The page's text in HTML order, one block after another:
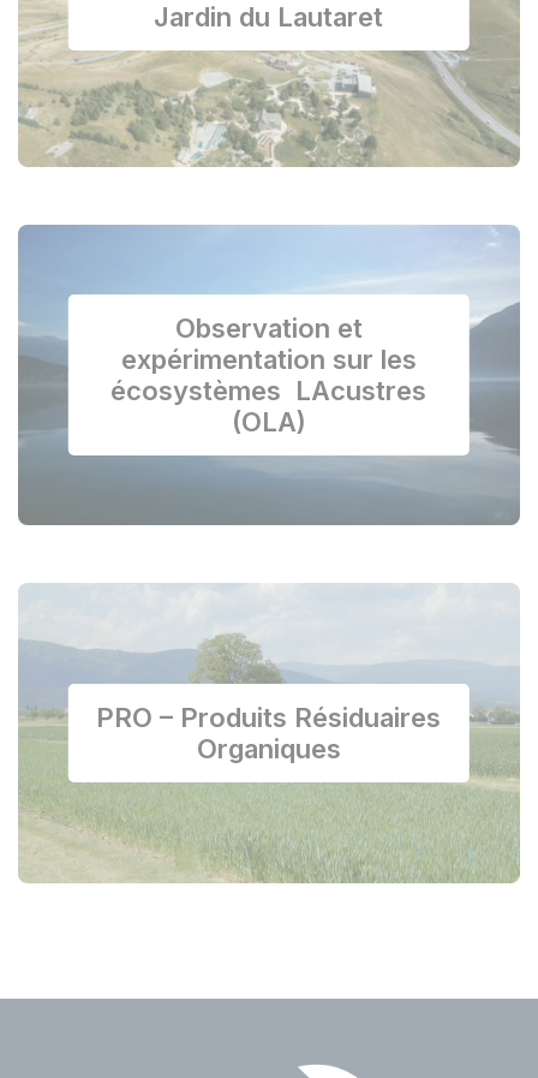
Jardin du Lautaret
Observation et
expérimentation sur les
écosystèmes LAcustres
(OLA)
PRO – Produits Résiduaires
Organiques